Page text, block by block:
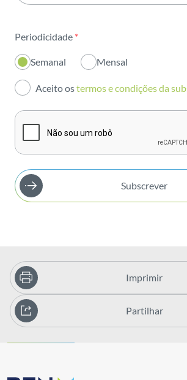
Inovação
Investidores
Publicações
Periodicidade *
Semanal Mensal
Aceito ostermos e condições da
Subscrever
Imprimir
Partilhar